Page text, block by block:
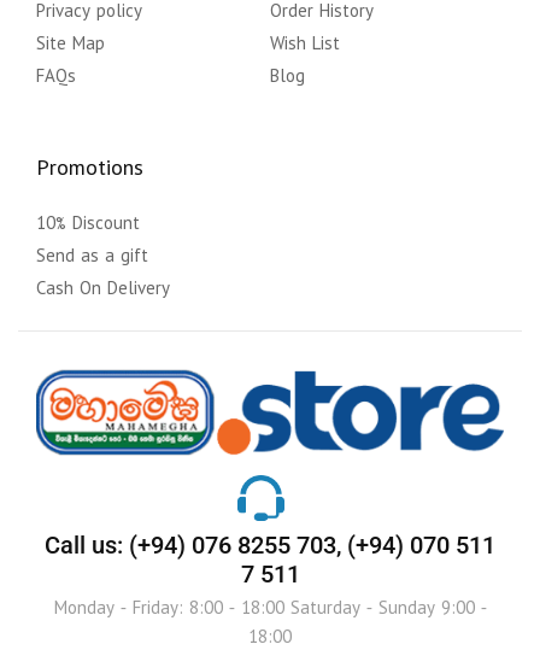
Privacy policy
Site Map
FAQs
Order History
Wish List
Blog
Promotions
10% Discount
Send as a gift
Cash On Delivery
Call us: (+94) 076 8255 703, (+94) 070 511
7 511
Monday - Friday: 8:00 - 18:00 Saturday - Sunday 9:00 -
18:00